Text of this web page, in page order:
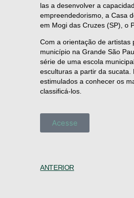
las a desenvolver a
empreendedorismo, a Casa
em Mogi das Cruzes (SP), o
Com a orientação de artistas
município na Grande São
série de uma escola
esculturas a partir da sucata.
estimulados a conhecer os
classificá-los.
Acesse
ANTERIOR